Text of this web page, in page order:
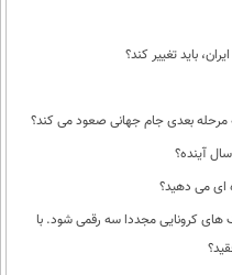
باید تغییر کند؟
مرحله بعدی جام جهانی صعود می کند؟
آینده؟
کرونایی مجددا سه رقمی شود. با